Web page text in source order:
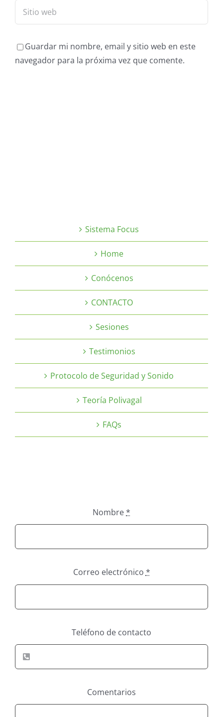
Guardar mi nombre, email y sitio web en este
navegador para la próxima vez que comente.
Sistema Focus
Home
Conócenos
CONTACTO
Sesiones
Testimonios
Protocolo de Seguridad y Sonido
Teoría Polivagal
FAQs
Nombre*
Correo electrónico *
Teléfono de contacto
Comentarios